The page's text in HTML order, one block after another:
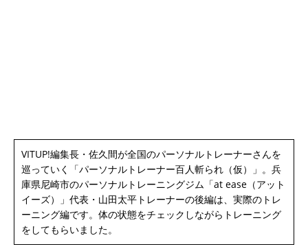
VITUP!編集長・佐久間が全国のパーソナルトレーナーさんを
巡っていく「パーソナルトレーナー百人斬られ（仮）」。兵
庫県尼崎市のパーソナルトレーニングジム「at ease（アット
イーズ）」代表・山田太平トレーナーの後編は、実際のトレ
ーニング編です。体の状態をチェックしながらトレーニング
をしてもらいました。